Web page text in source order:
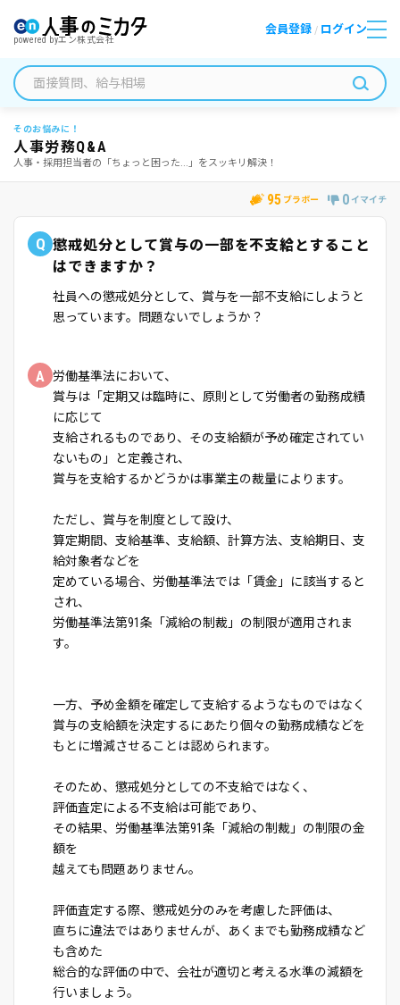
powered byエン株式会社
会員登録 / ログイン
そのお悩みに！
人事労務Q&A
人事・採用担当者の「ちょっと困った...」をスッキリ解決！
95 ブラボー 0 イマイチ
Q 懲戒処分として賞与の一部を不支給とすること
はできますか？
社員への懲戒処分として、賞与を一部不支給にしようと
思っています。問題ないでしょうか？
A
労働基準法において、
賞与は「定期又は臨時に、原則として労働者の勤務成績
に応じて
支給されるものであり、その支給額が予め確定されてい
ないもの」と定義され、
賞与を支給するかどうかは事業主の裁量によります。
ただし、賞与を制度として設け、
算定期間、支給基準、支給額、計算方法、支給期日、支
給対象者などを
定めている場合、労働基準法では「賃金」に該当すると
され、
労働基準法第91条「減給の制裁」の制限が適用されま
す。
一方、予め金額を確定して支給するようなものではなく
賞与の支給額を決定するにあたり個々の勤務成績などを
もとに増減させることは認められます。
そのため、懲戒処分としての不支給ではなく、
評価査定による不支給は可能であり、
その結果、労働基準法第91条「減給の制裁」の制限の金
額を
越えても問題ありません。
評価査定する際、懲戒処分のみを考慮した評価は、
直ちに違法ではありませんが、あくまでも勤務成績など
も含めた
総合的な評価の中で、会社が適切と考える水準の減額を
行いましょう。